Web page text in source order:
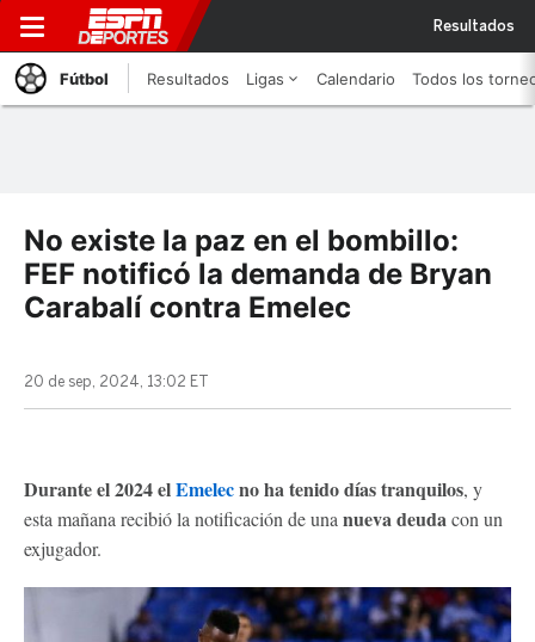
Resultados
Fútbol Resultados Ligas Calendario Todos los
No existe la paz en el bombillo:
FEF notificó la demanda de Bryan
Carabalí contra Emelec
20 de sep, 2024, 13:02 ET
Durante el 2024 elEmelecno ha tenido días tranquilos, y
esta mañana recibió la notificación de una nueva deudacon un
exjugador.